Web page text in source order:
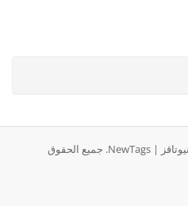
حقوق الطبع والنشر © 2026 نيوتاقز | NewTags. جميع الحقوق